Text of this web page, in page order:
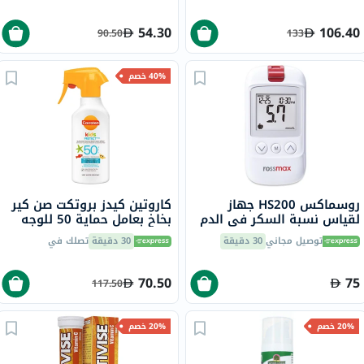
106.40
133
54.30
90.50
روسماكس HS200 جهاز
لقياس نسبة السكر في الدم
مع شرائط للتحكم في مرض
السكريتوصيل مجاني30 دقيقة
75
40% خصم
كاروتين كيدز بروتكت صن كير
بخاخ بعامل حماية 50 للوجه
والجسم 270 مل مناسب
للأطفال من عمر 3 سنوات فما 30 دقيقة تصلك في
70.50
117.50
20% خصم 20% خصم